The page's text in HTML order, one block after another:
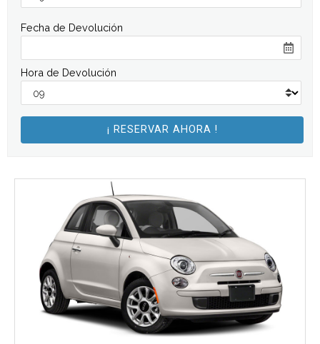
Fecha de Devolución
Hora de Devolución